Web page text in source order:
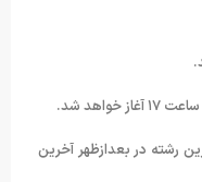
رشته در بعدازظهر آخرین